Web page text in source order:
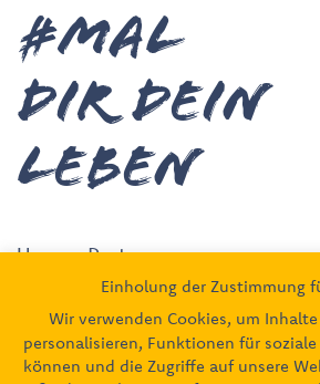
#MAL
DIR deiN
leben
Unsere Partner
Einholung der Zustimmung
Wir verwenden Cookies, um
personalisieren, Funktionen für
können und die Zugriffe auf unsere